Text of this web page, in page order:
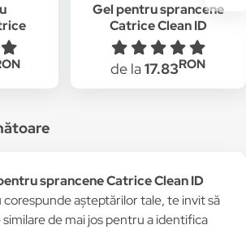
3D
Gel pentru sprancene
Catrice Clean ID
Hydro 010, 5 ml
de la17.83RON
sprancene Catrice Clean ID
corespunde așteptărilor tale, te invit să
de mai jos pentru a identifica